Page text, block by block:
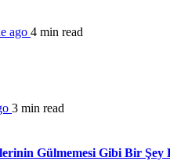
ago 4 min read
3 min read
Gülmemesi Gibi Bir Şey